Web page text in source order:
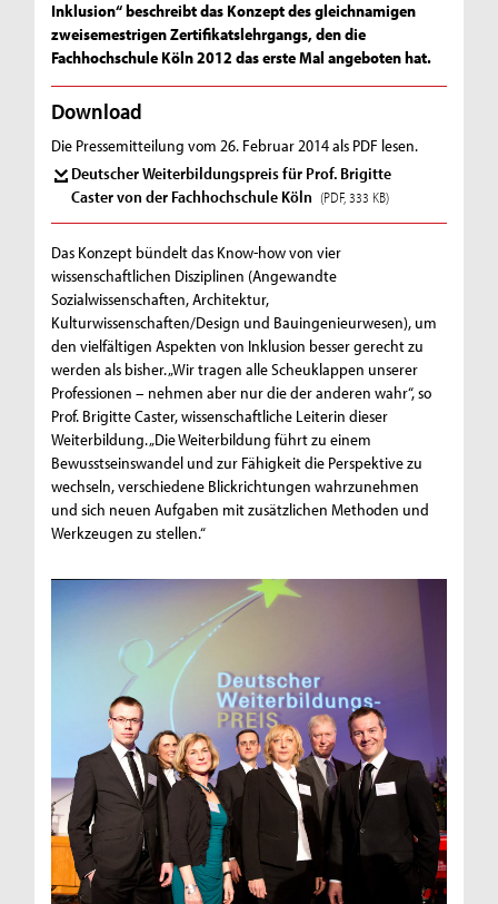
Inklusion“ beschreibt das Konzept des gleichnamigen
zweisemestrigen Zertifikatslehrgangs, den die
Fachhochschule Köln 2012 das erste Mal angeboten hat.
Download
Die Pressemitteilung vom 26. Februar 2014 als PDF lesen.
Deutscher Weiterbildungspreis für Prof. Brigitte
Caster von der Fachhochschule Köln (PDF, 333 KB)
Das Konzept bündelt das Know-how von vier
wissenschaftlichen Disziplinen (Angewandte
Sozialwissenschaften, Architektur,
Kulturwissenschaften/Design und Bauingenieurwesen), um
den vielfältigen Aspekten von Inklusion besser gerecht zu
werden als bisher. „Wir tragen alle Scheuklappen unserer
Professionen – nehmen aber nur die der anderen wahr“, so
Prof. Brigitte Caster, wissenschaftliche Leiterin dieser
Weiterbildung. „Die Weiterbildung führt zu einem
Bewusstseinswandel und zur Fähigkeit die Perspektive zu
wechseln, verschiedene Blickrichtungen wahrzunehmen
und sich neuen Aufgaben mit zusätzlichen Methoden und
Werkzeugen zu stellen.“